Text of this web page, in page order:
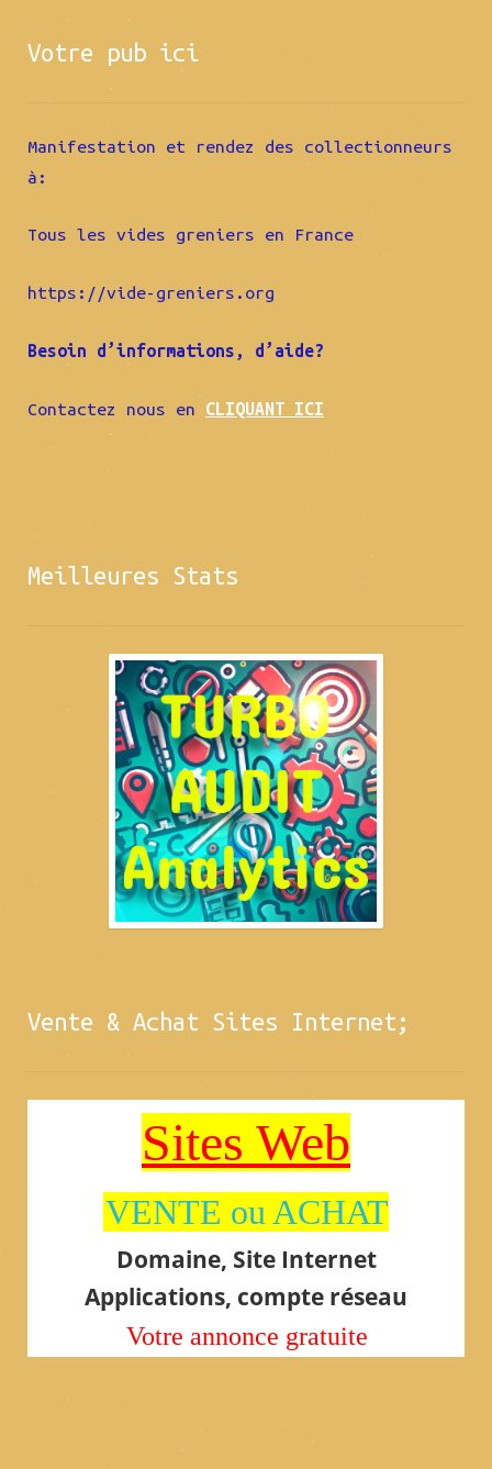
Votre pub ici
Manifestation et rendez des collectionneurs
à:
Tous les vides greniers en France
https://vide-greniers.org
Besoin d’informations, d’aide?
Contactez nous en CLIQUANT ICI
Meilleures Stats
Vente & Achat Sites Internet;
Sites Web
VENTE ou ACHAT
Domaine, Site Internet
Applications, compte réseau
Votre annonce gratuite